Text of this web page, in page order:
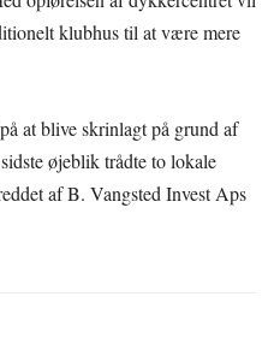
klubhus til at være mere
at blive skrinlagt på grund af
øjeblik trådte to lokale
af B. Vangsted Invest Aps